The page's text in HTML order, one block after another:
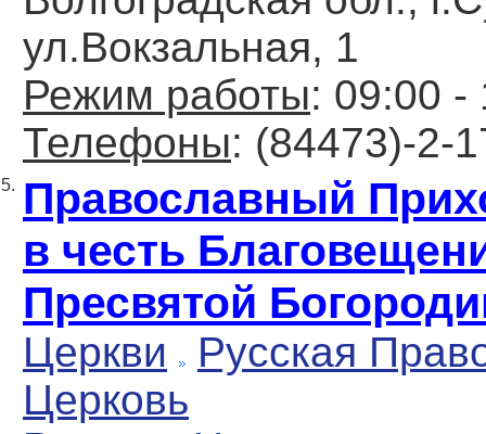
ул.Вокзальная, 1
Режим работы: 09:00 -
Телефоны: (84473)-2-
5. Православный
в честь
Пресвятой
Церкви
Русская
Церковь